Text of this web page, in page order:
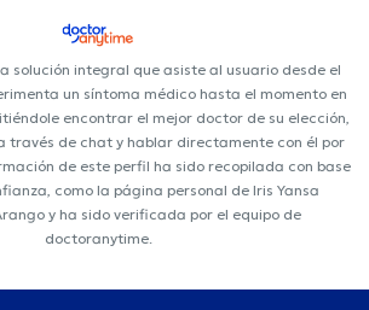
solución integral que asiste al usuario desde el
un síntoma médico hasta el momento en
encontrar el mejor doctor de su elección,
través de chat y hablar directamente con él por
de este perfil ha sido recopilada con base
como la página personal de Iris Yansa
y ha sido verificada por el equipo de
doctoranytime.